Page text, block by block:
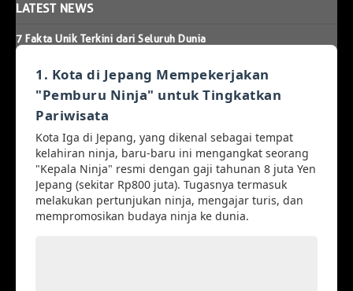
LATESTNEWS
7 Fakta Unik Terkini dari Seluruh Dunia
1. Kota di Jepang Mempekerjakan
"Pemburu Ninja" untuk Tingkatkan
Pariwisata
Kota Iga di Jepang, yang dikenal sebagai tempat
kelahiran ninja, baru-baru ini mengangkat seorang
"Kepala Ninja" resmi dengan gaji tahunan 8 juta Yen
Jepang (sekitar Rp800 juta). Tugasnya termasuk
melakukan pertunjukan ninja, mengajar turis, dan
mempromosikan budaya ninja ke dunia.